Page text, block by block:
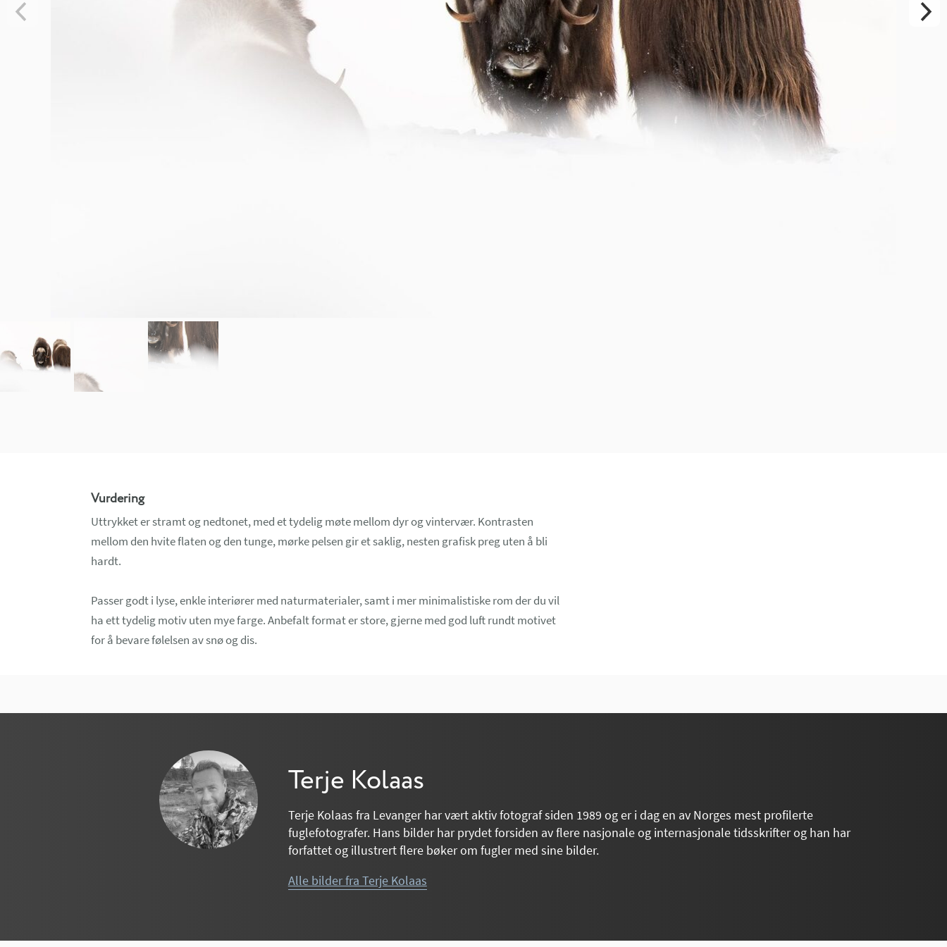
Vurdering
Uttrykket er stramt og nedtonet, med et tydelig møte mellom dyr og vintervær. Kontrasten
mellom den hvite flaten og den tunge, mørke pelsen gir et saklig, nesten grafisk preg uten å bli
hardt.
Passer godt i lyse, enkle interiører med naturmaterialer, samt i mer minimalistiske rom der du vil
ha ett tydelig motiv uten mye farge. Anbefalt format er store, gjerne med god luft rundt motivet
for å bevare følelsen av snø og dis.
Terje Kolaas
Terje Kolaas fra Levanger har vært aktiv fotograf siden 1989 og er i dag en av Norges mest profilerte
fuglefotografer. Hans bilder har prydet forsiden av flere nasjonale og internasjonale tidsskrifter og han har
forfattet og illustrert flere bøker om fugler med sine bilder.
Alle bilder fra Terje Kolaas